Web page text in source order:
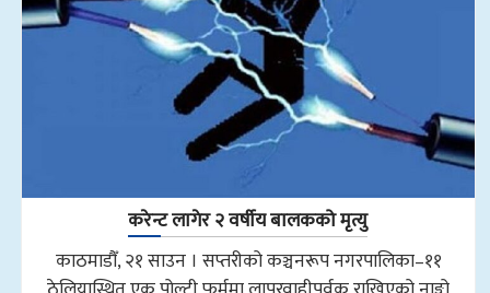
करेन्ट लागेर २ वर्षीय बालकको मृत्यु
काठमाडौँ, २१ साउन । सप्तरीको कञ्चनरूप नगरपालिका–११